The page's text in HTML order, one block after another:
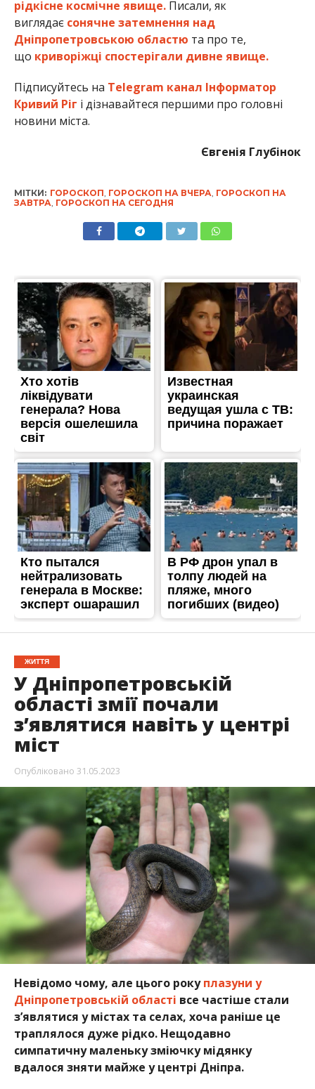
рідкісне космічне явище.Писали, як
виглядає сонячне затемнення над
Дніпропетровською областю та про те,
що криворіжці спостерігали дивне явище.
Підписуйтесь на Telegram канал Інформатор
Кривий Ріг і дізнавайтеся першими про головні
новини міста.
Євгенія Глубінок
МІТКИ: ГОРОСКОП ГОРОСКОП НА ВЧЕРА ГОРОСКОП НА
ЗАВТРА ГОРОСКОП НА СЕГОДНЯ
ЖИТТЯ
У Дніпропетровській
області змії почали
з’являтися навіть у центрі
міст
Опубліковано 31.05.2023
Невідомо чому, але цього рокуплазуни у
Дніпропетровській області все частіше стали
з’являтися у містах та селах, хоча раніше це
траплялося дуже рідко. Нещодавно
симпатичну маленьку зміючку мідянку
вдалося зняти майже у центрі Дніпра.